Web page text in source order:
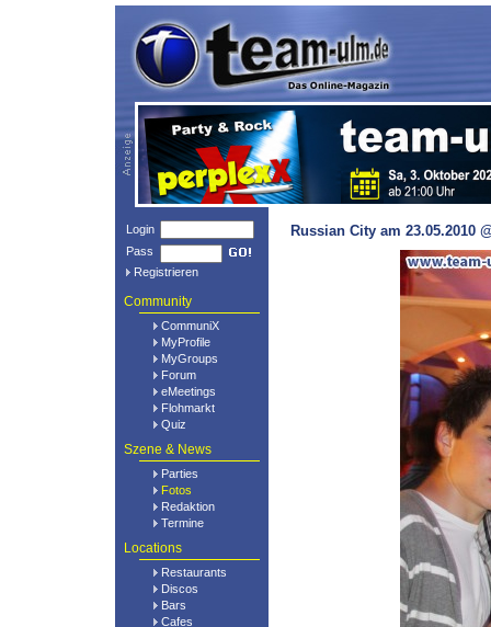
Login
Pass
Registrieren
Community
CommuniX
MyProfile
MyGroups
Forum
eMeetings
Flohmarkt
Quiz
Szene & News
Parties
Fotos
Redaktion
Termine
Locations
Restaurants
Discos
Bars
Cafes
Russian City am 23.05.2010